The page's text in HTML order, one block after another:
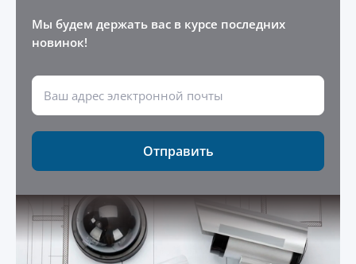
Мы будем держать вас в курсе последних
новинок!
Отправить